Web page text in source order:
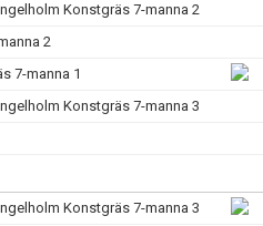
Konstgräs 7-manna 2
2
7-manna 1
Konstgräs 7-manna 3
Konstgräs 7-manna 3